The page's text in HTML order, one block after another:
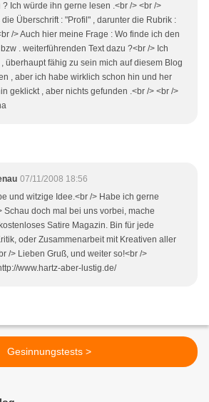
? Ich würde ihn gerne lesen .<br /> <br />
die Überschrift : "Profil" , darunter die Rubrik :
/> Auch hier meine Frage : Wo finde ich den
. weiterführenden Text dazu ?<br /> Ich
überhaupt fähig zu sein mich auf diesem Blog
, aber ich habe wirklich schon hin und her
geklickt , aber nichts gefunden .<br /> <br />
07/11/2008 18:56
und witzige Idee.<br /> Habe ich gerne
Schau doch mal bei uns vorbei, mache
Satire Magazin. Bin für jede
oder Zusammenarbeit mit Kreativen aller
/> Lieben Gruß, und weiter so!<br />
www.hartz-aber-lustig.de/
Gesinnungstests >